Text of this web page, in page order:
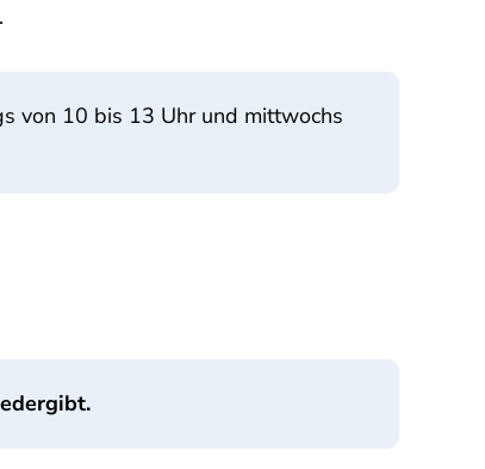
von 10 bis 13 Uhr und mittwochs